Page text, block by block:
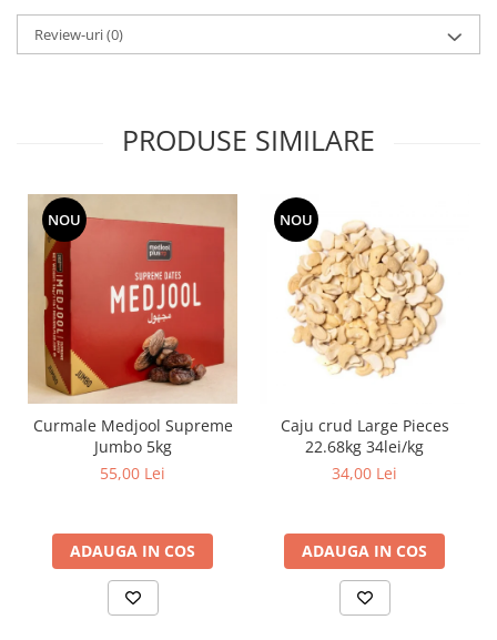
Review-uri(0)
PRODUSE SIMILARE
NOU
Curmale Medjool Supreme
Jumbo 5kg
55,00 Lei
ADAUGA IN COS
NOU
Caju crud Large Pieces
22.68kg 34lei/kg
34,00 Lei
ADAUGA IN COS